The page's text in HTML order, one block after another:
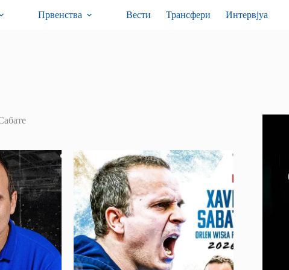
Првенства Вести Трансфери Интервјуа